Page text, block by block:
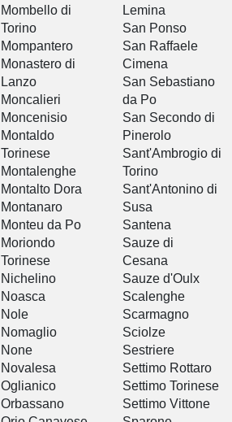
Mombello di
Torino
Mompantero
Monastero di
Lanzo
Moncalieri
Moncenisio
Montaldo
Torinese
Montalenghe
Montalto Dora
Montanaro
Monteu da Po
Moriondo
Torinese
Nichelino
Noasca
Nole
Nomaglio
None
Novalesa
Oglianico
Orbassano
Lemina
San Ponso
San Raffaele
Cimena
San Sebastiano
da Po
San Secondo di
Pinerolo
Sant'Ambrogio di
Torino
Sant'Antonino di
Susa
Santena
Sauze di
Cesana
Sauze d'Oulx
Scalenghe
Scarmagno
Sciolze
Sestriere
Settimo Rottaro
Settimo Torinese
Settimo Vittone